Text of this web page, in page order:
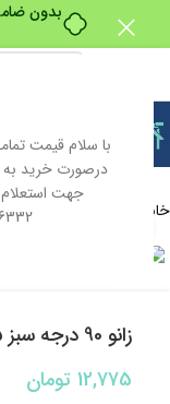
با سلام قیمت
درصورت خرید
جهت
بدون
خانه لوله و
بزرگنمایی تصویر
زانو 90 درجه سبز 25 آذین لوله
12,775 تومان